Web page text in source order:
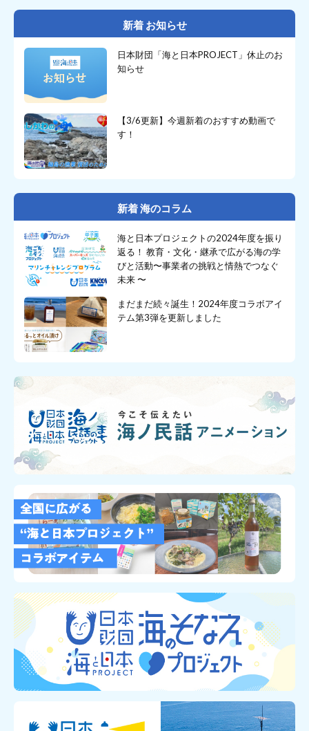
新着 お知らせ
日本財団「海と日本PROJECT」休止のお
知らせ
【3/6更新】今週新着のおすすめ動画で
す！
新着 海のコラム
海と日本プロジェクトの2024年度を振り
返る！ 教育・文化・継承で広がる海の学
びと活動〜事業者の挑戦と情熱でつなぐ
未来 〜
まだまだ続々誕生！2024年度コラボアイ
テム第3弾を更新しました